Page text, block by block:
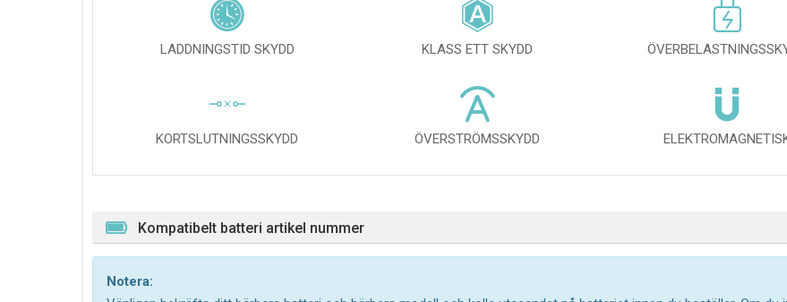
LADDNINGSTID SKYDD KLASS ETT SKYDD
KORTSLUTNINGSSKYDD ÖVERSTRÖMSSKYDD
Kompatibelt batteri artikel nummer
Notera: